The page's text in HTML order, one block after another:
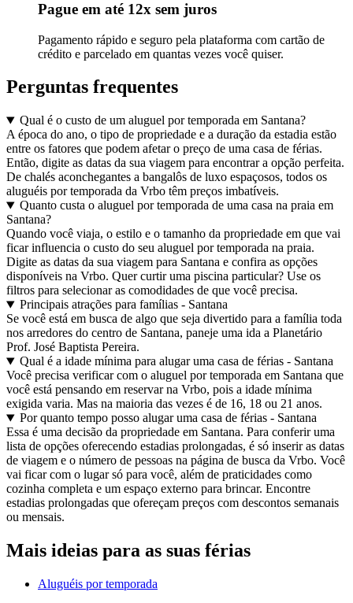
Pague em até 12x sem juros
Pagamento rápido e seguro pela plataforma com cartão de
crédito e parcelado em quantas vezes você quiser.
Perguntas frequentes
Qual é o custo de um aluguel por temporada em Santana?
A época do ano, o tipo de propriedade e a duração da estadia estão
entre os fatores que podem afetar o preço de uma casa de férias.
Então, digite as datas da sua viagem para encontrar a opção perfeita.
De chalés aconchegantes a bangalôs de luxo espaçosos, todos os
aluguéis por temporada da Vrbo têm preços imbatíveis.
Quanto custa o aluguel por temporada de uma casa na praia em
Santana?
Quando você viaja, o estilo e o tamanho da propriedade em que vai
ficar influencia o custo do seu aluguel por temporada na praia.
Digite as datas da sua viagem para Santana e confira as opções
disponíveis na Vrbo. Quer curtir uma piscina particular? Use os
filtros para selecionar as comodidades de que você precisa.
Principais atrações para famílias - Santana
Se você está em busca de algo que seja divertido para a família toda
nos arredores do centro de Santana, paneje uma ida a Planetário
Prof. José Baptista Pereira.
Qual é a idade mínima para alugar uma casa de férias - Santana
Você precisa verificar com o aluguel por temporada em Santana que
você está pensando em reservar na Vrbo, pois a idade mínima
exigida varia. Mas na maioria das vezes é de 16, 18 ou 21 anos.
Por quanto tempo posso alugar uma casa de férias - Santana
Essa é uma decisão da propriedade em Santana. Para conferir uma
lista de opções oferecendo estadias prolongadas, é só inserir as datas
de viagem e o número de pessoas na página de busca da Vrbo. Você
vai ficar com o lugar só para você, além de praticidades como
cozinha completa e um espaço externo para brincar. Encontre
estadias prolongadas que ofereçam preços com descontos semanais
ou mensais.
Mais ideias para as suas férias
Aluguéis por temporada